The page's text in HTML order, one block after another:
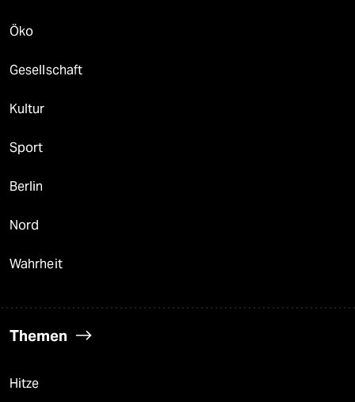
Öko
Gesellschaft
Kultur
Sport
Berlin
Nord
Wahrheit
Themen
Hitze